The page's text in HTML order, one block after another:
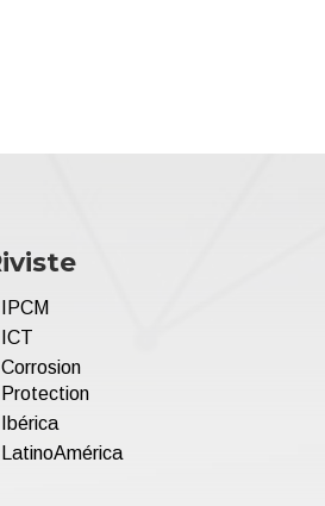
IPCM
ICT
Corrosion
Protection
Ibérica
LatinoAmérica